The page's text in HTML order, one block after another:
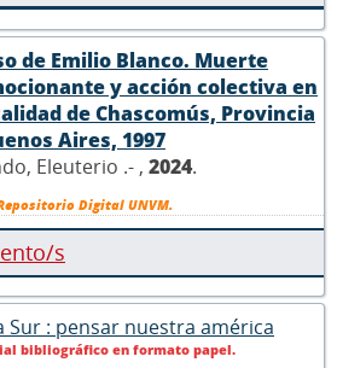
de Emilio Blanco. Muerte
y acción colectiva en
de Chascomús, Provincia
Aires, 1997
Eleuterio .- , 2024.
Digital UNVM.
s
Sur : pensar nuestra américa
bibliográfico en formato papel.